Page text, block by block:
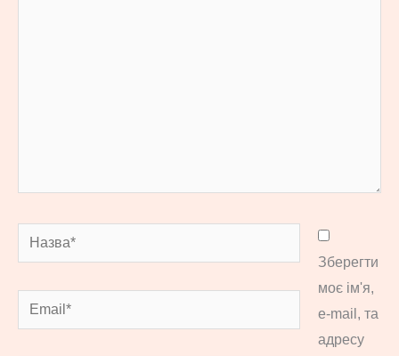
Назва*
Email*
Зберегти
моє ім'я,
e-mail, та
адресу